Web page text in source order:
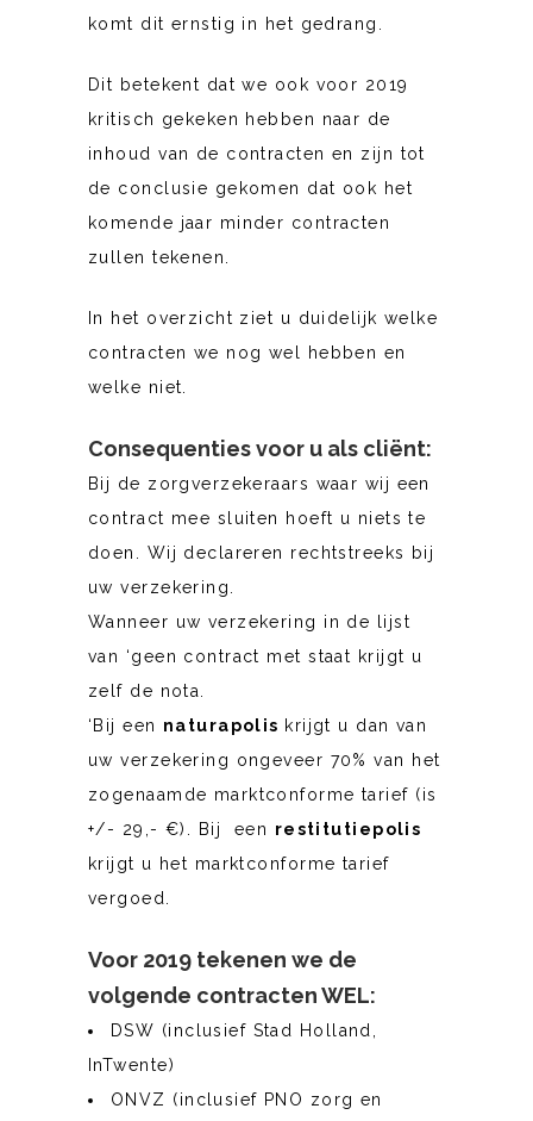
komt dit ernstig in het gedrang.
Dit betekent dat we ook voor 2019
kritisch gekeken hebben naar de
inhoud van de contracten en zijn tot
de conclusie gekomen dat ook het
komende jaar minder contracten
zullen tekenen.
In het overzicht ziet u duidelijk welke
contracten we nog wel hebben en
welke niet.
Consequenties voor u als cliënt:
Bij de zorgverzekeraars waar wij een
contract mee sluiten hoeft u niets te
doen. Wij declareren rechtstreeks bij
uw verzekering.
Wanneer uw verzekering in de lijst
van ‘geen contract met staat krijgt u
zelf de nota.
‘Bij een naturapolis krijgt u dan van
uw verzekering ongeveer 70% van het
zogenaamde marktconforme tarief (is
+/- 29,- €). Bij een restitutiepolis
krijgt u het marktconforme tarief
vergoed.
Voor 2019 tekenen we de
volgende contractenWEL:
DSW (inclusief Stad Holland,
InTwente)
ONVZ (inclusief PNO zorg en